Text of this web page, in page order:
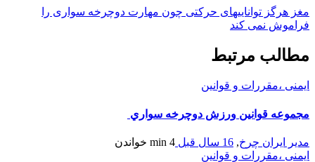
مغز هرگز تواناییهای حرکتی چون مهارت دوچرخه سواری را
فراموش نمی کند
مطالب مرتبط
ایمنی ،مقررات و قوانین
مجموعه قوانين ورزش دوچرخه سواري
مدیر ایران چرخ, 16 سال قبل 4 min
خواندن
ایمنی ،مقررات و قوانین